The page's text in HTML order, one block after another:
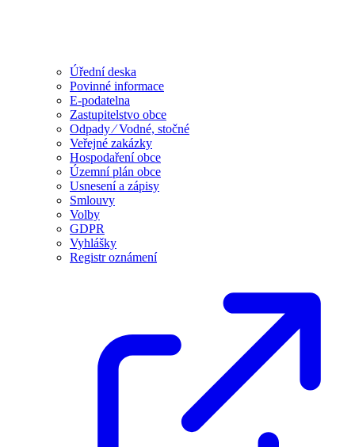
Úřední deska
Povinné informace
E-podatelna
Zastupitelstvo obce
Odpady ⁄ Vodné, stočné
Veřejné zakázky
Hospodaření obce
Územní plán obce
Usnesení a zápisy
Smlouvy
Volby
GDPR
Vyhlášky
Registr oznámení